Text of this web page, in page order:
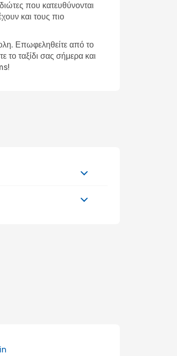
που κατευθύνονται
και τους πιο
Επωφεληθείτε από το
το ταξίδι σας σήμερα και